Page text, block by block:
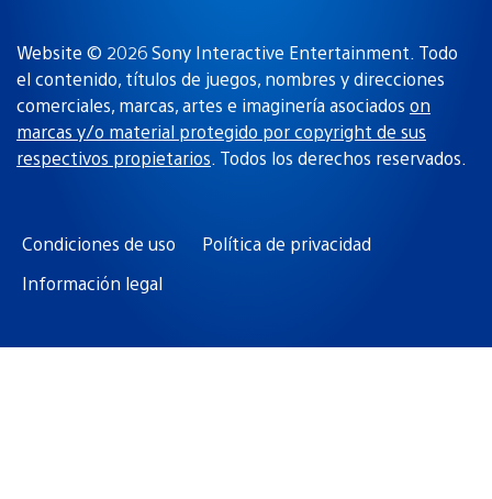
Website © 2026 Sony Interactive Entertainment. Todo
el contenido, títulos de juegos, nombres y direcciones
comerciales, marcas, artes e imaginería asociados on
marcas y/o material protegido por copyright de sus
respectivos propietarios. Todos los derechos reservados.
Condiciones de uso
Política de privacidad
Información legal